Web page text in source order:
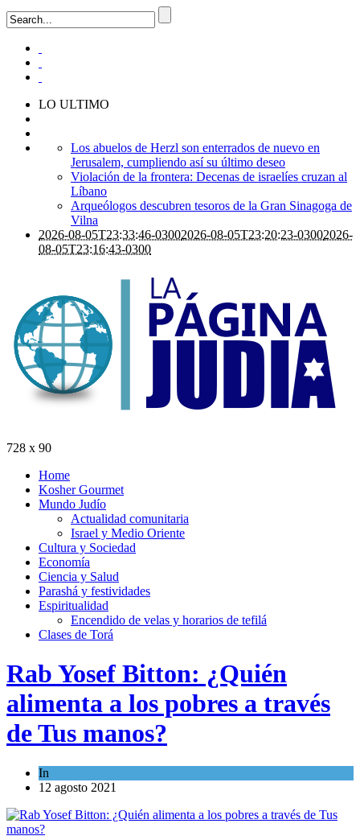
LO ULTIMO
Los abuelos de Herzl son enterrados de nuevo en
Jerusalem, cumpliendo así su último deseo
Violación de la frontera: Decenas de israelíes cruzan al
Líbano
Arqueólogos descubren tesoros de la Gran Sinagoga de
Vilna
2026-08-05T23:33:46-03002026-08-05T23:20:23-03002026-
08-05T23:16:43-0300
728 x 90
Home
Kosher Gourmet
Mundo Judío
Actualidad comunitaria
Israel y Medio Oriente
Cultura y Sociedad
Economía
Ciencia y Salud
Parashá y festividades
Espiritualidad
Encendido de velas y horarios de tefilá
Clases de Torá
Rab Yosef Bitton: ¿Quién
alimenta a los pobres a través
de Tus manos?
In
12 agosto 2021